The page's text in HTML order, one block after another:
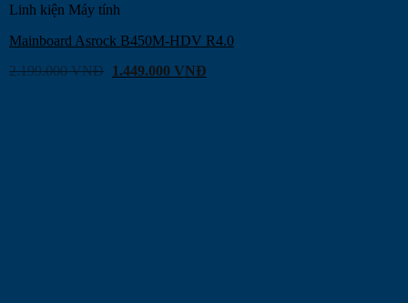
Linh kiện Máy tính
Mainboard Asrock B450M-HDV R4.0
2.199.000VNĐ 1.449.000 VNĐ